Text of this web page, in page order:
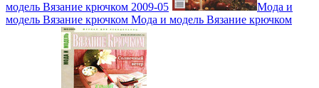
модель Вязание крючком 2009-05
Мода и
модель Вязание крючком Мода и модель Вязание крючком